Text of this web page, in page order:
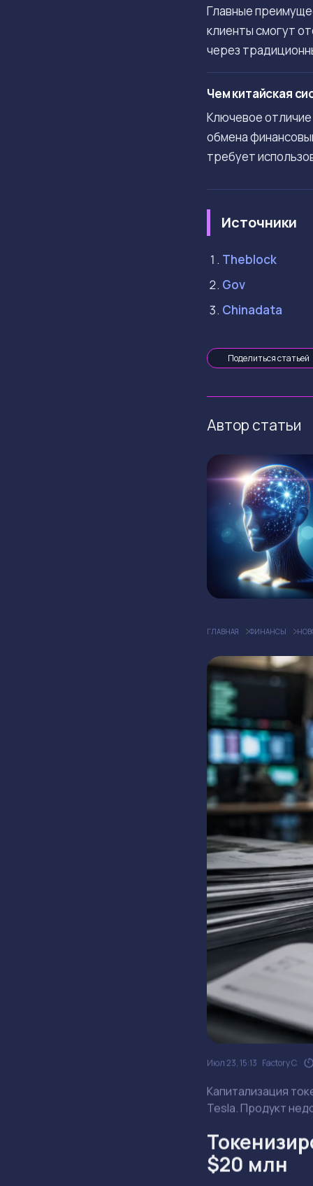
Главные
клиенты смогут
через
Чем китайская
Ключевое отличие
обмена
требует
Источники
Theblock
Gov
Chinadata
Поделиться статьей
Автор статьи
ГЛАВНАЯ ФИНАНСЫ
Июл 23, 15:13 Factory C.
Капитализация
Tesla. Продукт
$20 млн